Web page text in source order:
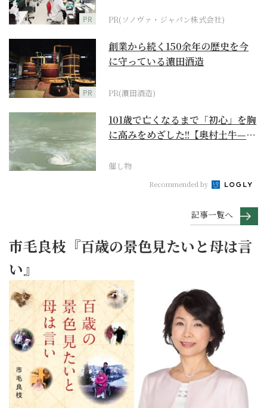
PR PR(ソノヴァ・ジャパン株式会社)
PR
創業から続く150余年の歴史を今
に守っている濵田酒造
PR(濵田酒造)
101歳で亡くなるまで「初心」を胸
に高みをめざした!!【奥村土牛—名
催し物
Recommended by
記事一覧へ
市毛良枝『百歳の景色見たいと母は言
い』